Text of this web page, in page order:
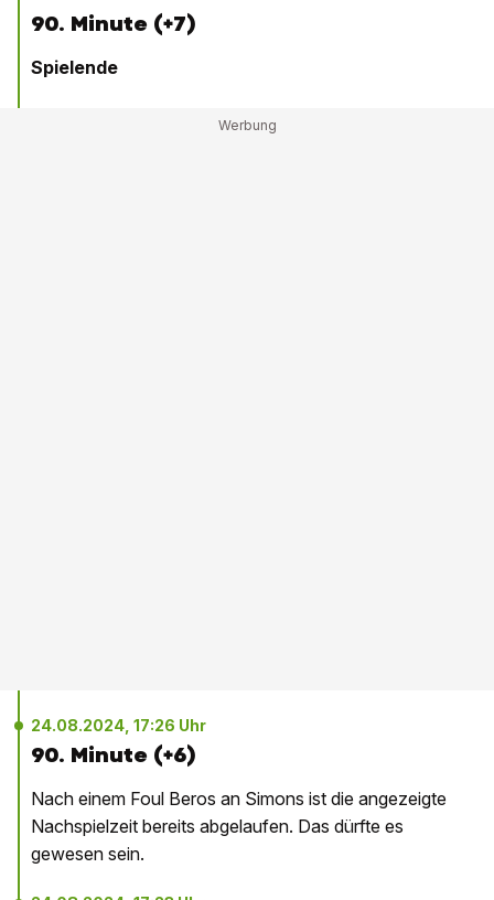
90. Minute (+7)
Spielende
24.08.2024, 17:26 Uhr
90. Minute (+6)
Nach einem Foul Beros an Simons ist die angezeigte
Nachspielzeit bereits abgelaufen. Das dürfte es
gewesen sein.